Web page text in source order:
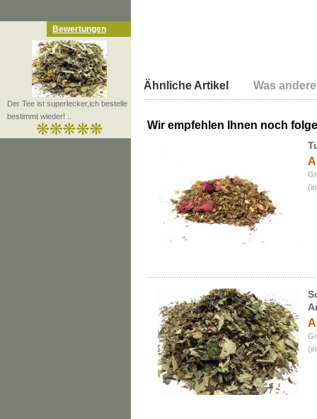
Bewertungen
Der Tee ist superlecker,ich bestelle
bestimmt wieder! ..
Ähnliche Artikel Was
Wir empfehlen Ihnen noch